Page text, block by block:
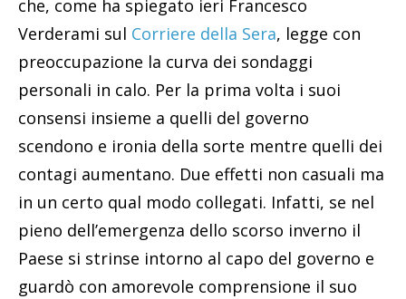
che, come ha spiegato ieri Francesco
Verderami sul Corriere della Sera, legge con
preoccupazione la curva dei sondaggi
personali in calo. Per la prima volta i suoi
consensi insieme a quelli del governo
scendono e ironia della sorte mentre quelli dei
contagi aumentano. Due effetti non casuali ma
in un certo qual modo collegati. Infatti, se nel
pieno dell’emergenza dello scorso inverno il
Paese si strinse intorno al capo del governo e
guardò con amorevole comprensione il suo